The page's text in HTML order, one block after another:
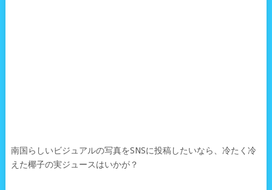
南国らしいビジュアルの写真をSNSに投稿したいなら、冷たく冷
えた椰子の実ジュースはいかが？